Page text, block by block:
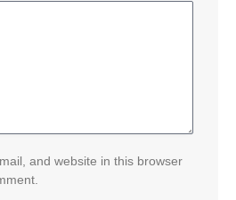
and website in this browser